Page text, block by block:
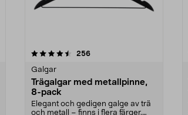
256recensioner
Galgar
Trägalgar med metallpinne,
8-pack
Elegant och gedigen galge av trä
och metall – finns i flera färger.
4.0av 5 stjärnor